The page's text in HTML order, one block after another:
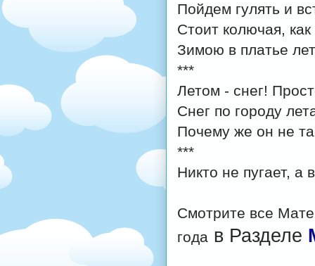
Пойдем гулять и
Стоит колючая,
Зимою в платье
***
Летом - снег!
Снег по городу
Почему же он не
***
Никто не пугает, а
Смотрите все
года в Разделе